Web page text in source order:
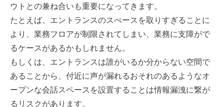
ウトとの兼ね合いも重要になってきます。
たとえば、エントランスのスぺースを取りすぎることに
より、業務フロアが制限されてしまい、業務に支障がで
るケースがあるかもしれません。
もしくは、エントランスは誰がいるか分からない空間で
あることから、付近に声が漏れるおそれのあるようなオ
ープンな会話スペースを設置することは情報漏洩に繋が
るリスクがあります。